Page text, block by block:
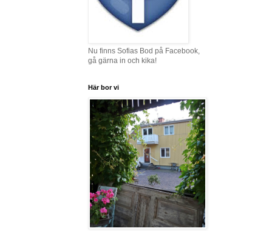
Nu finns Sofias Bod på Facebook,
gå gärna in och kika!
Här bor vi